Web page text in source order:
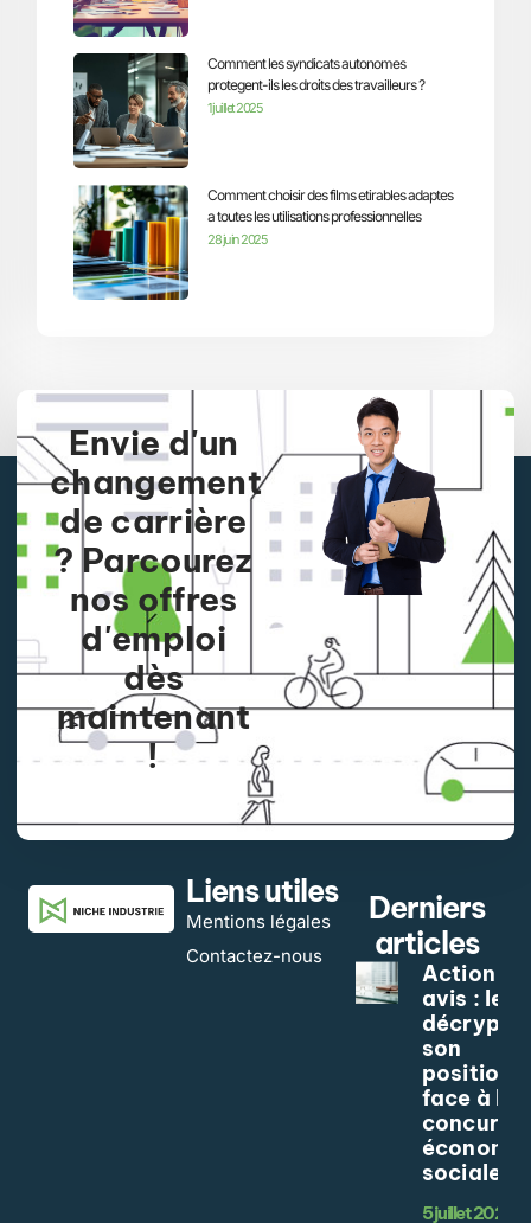
Comment les syndicats autonomes
protegent-ils les droits des travailleurs ?
1 juillet 2025
Comment choisir des films etirables adaptes
a toutes les utilisations professionnelles
28 juin 2025
Envie d'un
changement
de carrière
? Parcourez
nos offres
d'emploi
dès
maintenant
!
Liens utiles
Mentions légales
Contactez-nous
Derniers
articles
Action
avis : le
son
face à la
économie
sociale
5 juillet 2026